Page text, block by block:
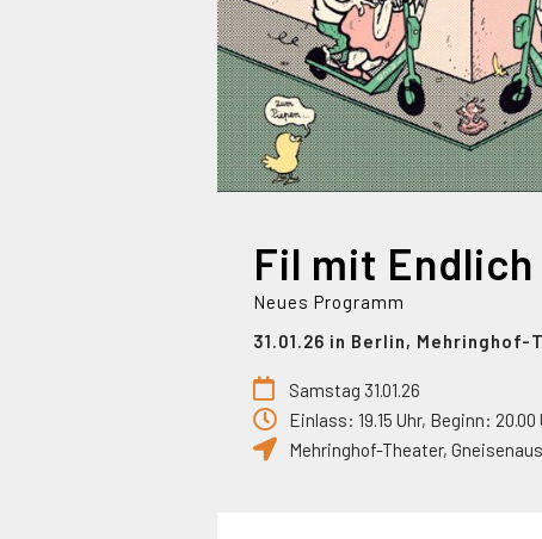
Fil mit
Neues Programm
31.01.26 in Berlin, Mehringhof-
Samstag 31.01.26
Einlass: 19.15 Uhr, Beginn: 20.00
Mehringhof-Theater,